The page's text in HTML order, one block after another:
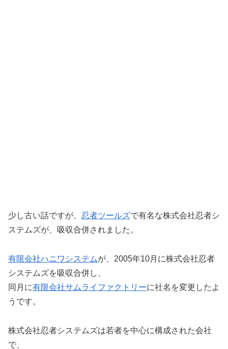
少し古い話ですが、 忍者ツールズで有名な株式会社忍者シ
ステムズが、吸収合併されました。
有限会社ハニワシステムが、2005年10月に株式会社忍者
システムズを吸収合併し、
同月に有限会社サムライファクトリーに社名を変更したよ
うです。
株式会社忍者システムズは若者を中心に構成された会社
で、